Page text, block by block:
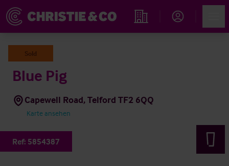
Immobiliensuche
Sold
Blue Pig
Capewell Road, Telford TF2 6QQ
Karte ansehen
Ref: 5854387